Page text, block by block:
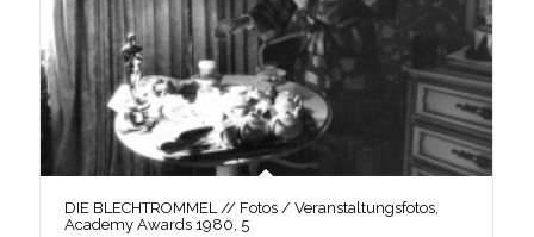
DIE BLECHTROMMEL // Fotos / Veranstaltungsfotos,
Academy Awards 1980, 5